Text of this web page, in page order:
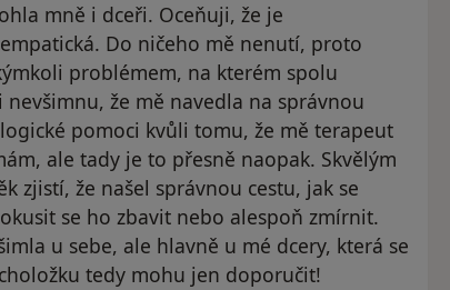
mně i dceři. Oceňuji, že je
Do ničeho mě nenutí, proto
problémem, na kterém spolu
že mě navedla na správnou
pomoci kvůli tomu, že mě terapeut
ale tady je to přesně naopak. Skvělým
zjistí, že našel správnou cestu, jak se
se ho zbavit nebo alespoň zmírnit.
u sebe, ale hlavně u mé dcery, která se
tedy mohu jen doporučit!